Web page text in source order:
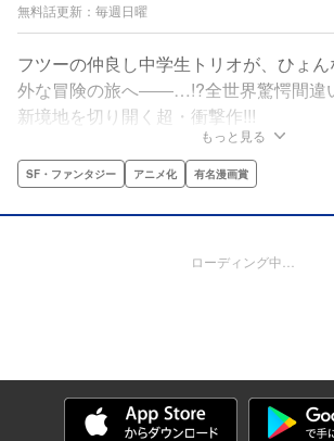
無料話更新：毎週日曜
フツーの仲良し中学生トリオが、ひょ
外な冒険の旅へ――…!?全世界驚愕間違
新境地を切り開く超・衝撃作!!!
もっと見る
SF・ファンタジー アニメ化 有名漫画賞
ローディング中…